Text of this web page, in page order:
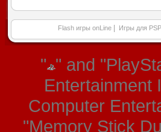
Flash игры onLine Игры для PSP
" " and
Entertainment
Computer
"Memory Stick